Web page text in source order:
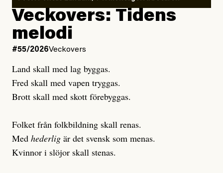
Publicerad6 August, 2026
Uppdaterad7 August, 2026
Publicerad3 August, 2026
Uppdaterad3 August, 2026
Veckovers: Tidens
melodi
#55/2026Veckovers
Land skall med lag byggas.
Fred skall med vapen tryggas.
Brott skall med skott förebyggas.
Folket från folkbildning skall renas.
Med hederlig är det svensk som menas.
Kvinnor i slöjor skall stenas.